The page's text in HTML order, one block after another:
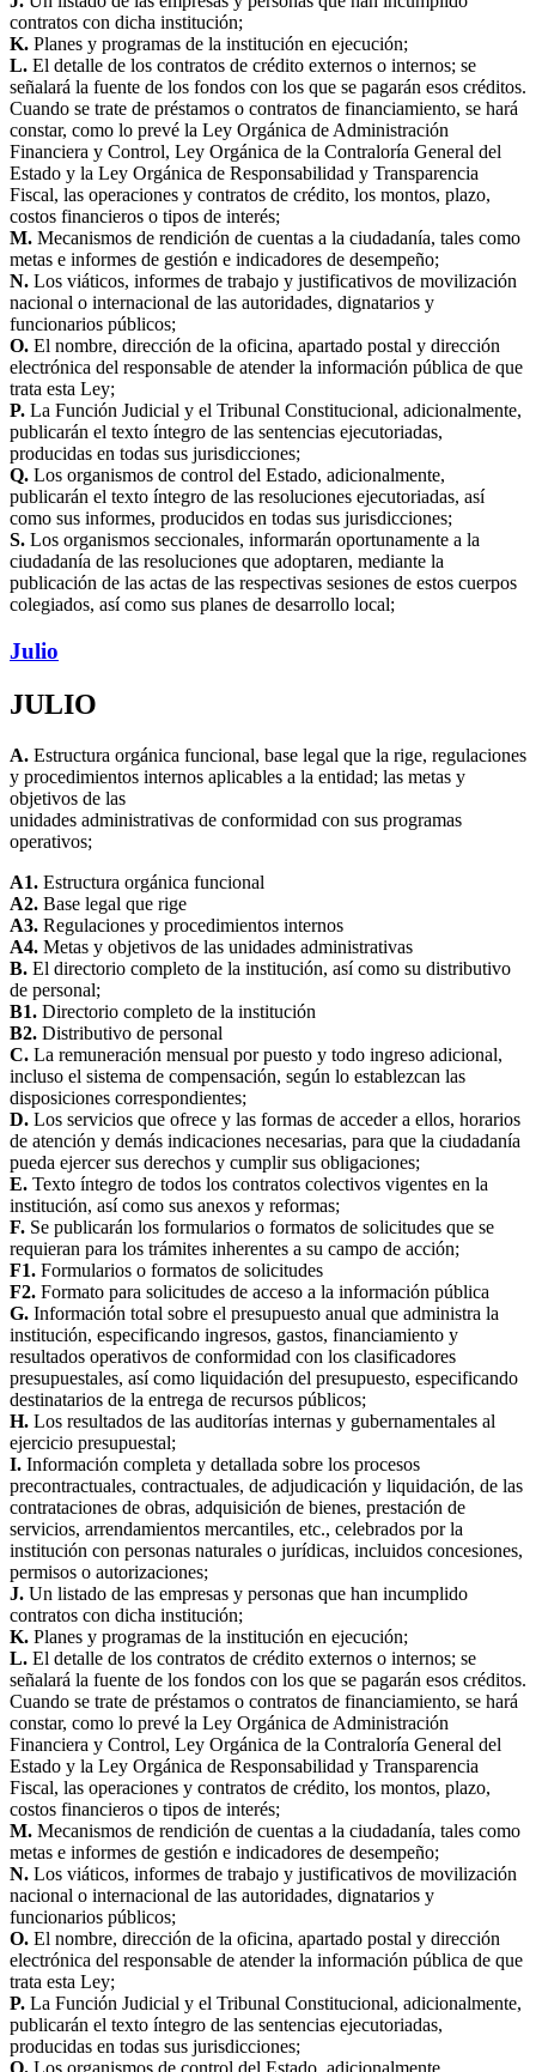
contratos con dicha institución;
K. Planes y programas de la institución en ejecución;
L. El detalle de los contratos de crédito externos o internos; se
señalará la fuente de los fondos con los que se pagarán esos créditos.
Cuando se trate de préstamos o contratos de financiamiento, se hará
constar, como lo prevé la Ley Orgánica de Administración
Financiera y Control, Ley Orgánica de la Contraloría General del
Estado y la Ley Orgánica de Responsabilidad y Transparencia
Fiscal, las operaciones y contratos de crédito, los montos, plazo,
costos financieros o tipos de interés;
M. Mecanismos de rendición de cuentas a la ciudadanía, tales como
metas e informes de gestión e indicadores de desempeño;
N. Los viáticos, informes de trabajo y justificativos de movilización
nacional o internacional de las autoridades, dignatarios y
funcionarios públicos;
O. El nombre, dirección de la oficina, apartado postal y dirección
electrónica del responsable de atender la información pública de que
trata esta Ley;
P. La Función Judicial y el Tribunal Constitucional, adicionalmente,
publicarán el texto íntegro de las sentencias ejecutoriadas,
producidas en todas sus jurisdicciones;
Q. Los organismos de control del Estado, adicionalmente,
publicarán el texto íntegro de las resoluciones ejecutoriadas, así
como sus informes, producidos en todas sus jurisdicciones;
S. Los organismos seccionales, informarán oportunamente a la
ciudadanía de las resoluciones que adoptaren, mediante la
publicación de las actas de las respectivas sesiones de estos cuerpos
colegiados, así como sus planes de desarrollo local;
Julio
JULIO
A. Estructura orgánica funcional, base legal que la rige, regulaciones
y procedimientos internos aplicables a la entidad; las metas y
objetivos de las
unidades administrativas de conformidad con sus programas
operativos;
A1. Estructura orgánica funcional
A2. Base legal que rige
A3. Regulaciones y procedimientos internos
A4. Metas y objetivos de las unidades administrativas
B. El directorio completo de la institución, así como su distributivo
de personal;
B1. Directorio completo de la institución
B2. Distributivo de personal
C. La remuneración mensual por puesto y todo ingreso adicional,
incluso el sistema de compensación, según lo establezcan las
disposiciones correspondientes;
D. Los servicios que ofrece y las formas de acceder a ellos, horarios
de atención y demás indicaciones necesarias, para que la ciudadanía
pueda ejercer sus derechos y cumplir sus obligaciones;
E. Texto íntegro de todos los contratos colectivos vigentes en la
institución, así como sus anexos y reformas;
F. Se publicarán los formularios o formatos de solicitudes que se
requieran para los trámites inherentes a su campo de acción;
F1. Formularios o formatos de solicitudes
F2. Formato para solicitudes de acceso a la información pública
G. Información total sobre el presupuesto anual que administra la
institución, especificando ingresos, gastos, financiamiento y
resultados operativos de conformidad con los clasificadores
presupuestales, así como liquidación del presupuesto, especificando
destinatarios de la entrega de recursos públicos;
H. Los resultados de las auditorías internas y gubernamentales al
ejercicio presupuestal;
I. Información completa y detallada sobre los procesos
precontractuales, contractuales, de adjudicación y liquidación, de las
contrataciones de obras, adquisición de bienes, prestación de
servicios, arrendamientos mercantiles, etc., celebrados por la
institución con personas naturales o jurídicas, incluidos concesiones,
permisos o autorizaciones;
J. Un listado de las empresas y personas que han incumplido
contratos con dicha institución;
K. Planes y programas de la institución en ejecución;
L. El detalle de los contratos de crédito externos o internos; se
señalará la fuente de los fondos con los que se pagarán esos créditos.
Cuando se trate de préstamos o contratos de financiamiento, se hará
constar, como lo prevé la Ley Orgánica de Administración
Financiera y Control, Ley Orgánica de la Contraloría General del
Estado y la Ley Orgánica de Responsabilidad y Transparencia
Fiscal, las operaciones y contratos de crédito, los montos, plazo,
costos financieros o tipos de interés;
M. Mecanismos de rendición de cuentas a la ciudadanía, tales como
metas e informes de gestión e indicadores de desempeño;
N. Los viáticos, informes de trabajo y justificativos de movilización
nacional o internacional de las autoridades, dignatarios y
funcionarios públicos;
O. El nombre, dirección de la oficina, apartado postal y dirección
electrónica del responsable de atender la información pública de que
trata esta Ley;
P. La Función Judicial y el Tribunal Constitucional, adicionalmente,
publicarán el texto íntegro de las sentencias ejecutoriadas,
producidas en todas sus jurisdicciones;
Q. Los organismos de control del Estado, adicionalmente,